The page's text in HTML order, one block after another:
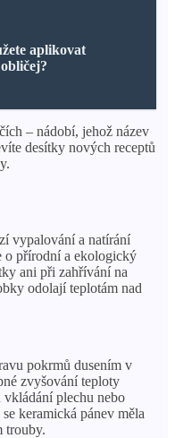
aplikovat
– nádobí, jehož název
desítky nových receptů
vypalování a natírání
o přírodní a ekologický
ani při zahřívání na
odolají teplotám nad
pokrmů dusením v
zvyšování teploty
plechu nebo
keramická pánev měla
trouby.